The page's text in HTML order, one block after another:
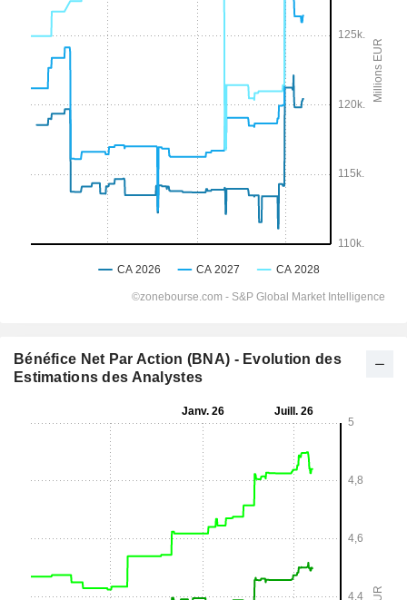
Bénéfice Net Par Action (BNA) - Evolution des
Estimations des Analystes